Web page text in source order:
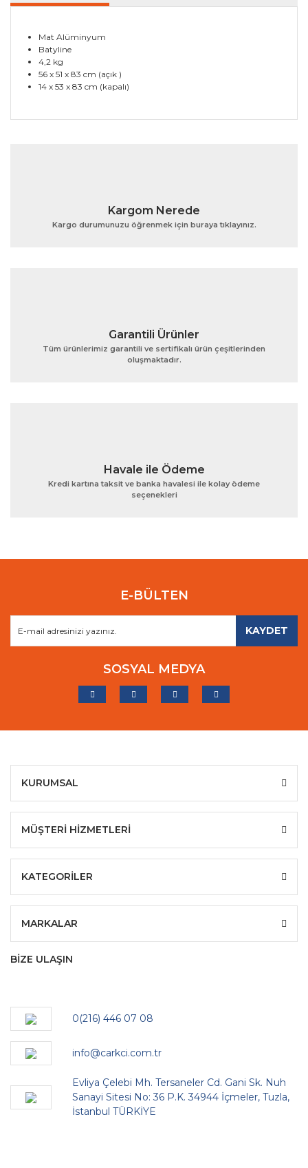
Mat Alüminyum
Batyline
4,2 kg
56 x 51 x 83 cm (açık )
14 x 53 x 83 cm (kapalı)
Bu ürünün fiyat bilgisi, resim, ürün açıklamalarında ve
Ürün açıklamasında eksik bilgiler bulunuyor.
Gönder
Kargom Nerede
Kargo durumunuzu öğrenmek için buraya tıklayınız.
Garantili Ürünler
Tüm ürünlerimiz garantili ve sertifikalı ürün çeşitlerinden
oluşmaktadır.
Havale ile Ödeme
Kredi kartına taksit ve banka havalesi ile kolay ödeme
seçenekleri
E-BÜLTEN
KAYDET
SOSYAL MEDYA
KURUMSAL
MÜŞTERİ HİZMETLERİ
KATEGORİLER
MARKALAR
BİZE ULAŞIN
0(216) 446 07 08
info@carkci.com.tr
Evliya Çelebi Mh. Tersaneler Cd. Gani Sk. Nuh
Sanayi Sitesi No: 36 P.K. 34944 İçmeler, Tuzla,
İstanbul TÜRKİYE